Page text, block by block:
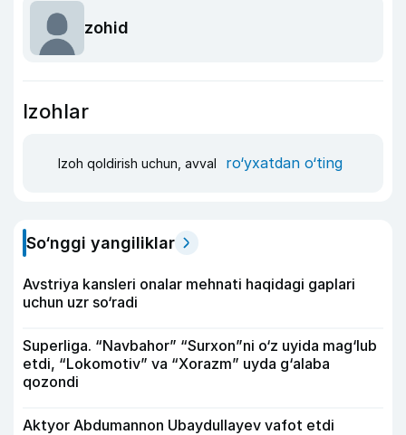
zohid
Izohlar
Izoh qoldirish uchun, avval ro‘yxatdan o‘ting
So‘nggi yangiliklar
Avstriya kansleri onalar mehnati haqidagi gaplari
uchun uzr so‘radi
Superliga. “Navbahor” “Surxon”ni o‘z uyida mag‘lub
etdi, “Lokomotiv” va “Xorazm” uyda g‘alaba
qozondi
Aktyor Abdu­mannon Ubaydullayev vafot etdi